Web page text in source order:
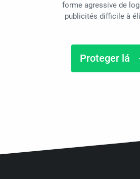
forme agressive de
publicités difficile à
Proteger lá